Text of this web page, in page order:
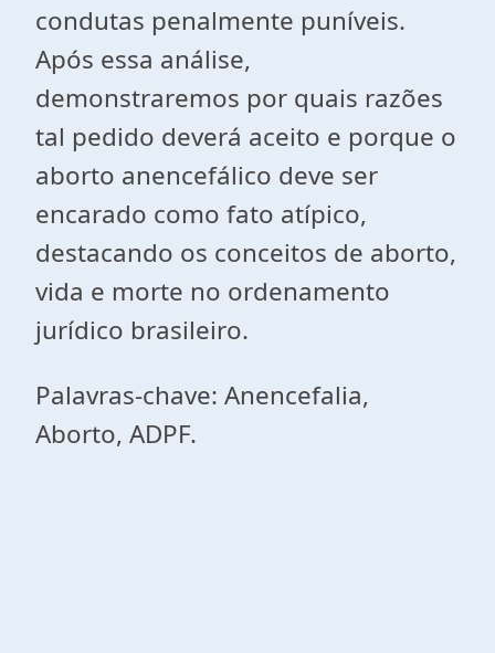
condutas penalmente puníveis.
Após essa análise,
demonstraremos por quais razões
tal pedido deverá aceito e porque o
aborto anencefálico deve ser
encarado como fato atípico,
destacando os conceitos de aborto,
vida e morte no ordenamento
jurídico brasileiro.
Palavras-chave: Anencefalia,
Aborto, ADPF.